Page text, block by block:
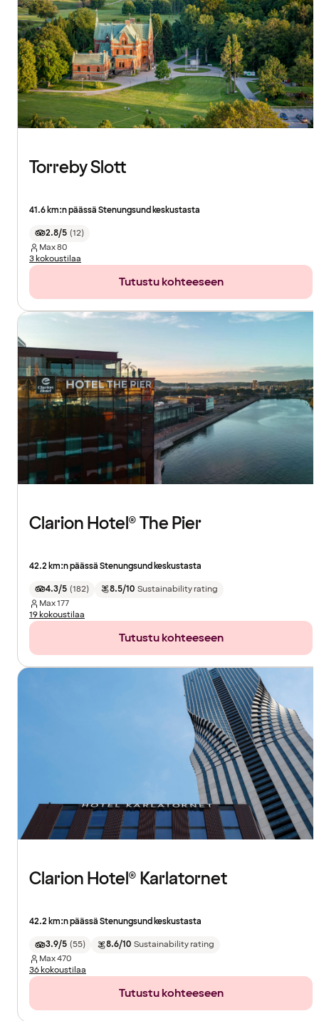
Torreby Slott
41.6 km:n päässä Stenungsund keskustasta
2.8/5 (12)
Max80
3 kokoustilaa
Tutustu kohteeseen
Clarion Hotel® The Pier
42.2 km:n päässä Stenungsund keskustasta
4.3/5 (182) 8.5/10 Sustainability rating
Max177
19 kokoustilaa
Tutustu kohteeseen
Clarion Hotel® Karlatornet
42.2 km:n päässä Stenungsund keskustasta
3.9/5 (55) 8.6/10 Sustainability rating
Max470
36 kokoustilaa
Tutustu kohteeseen